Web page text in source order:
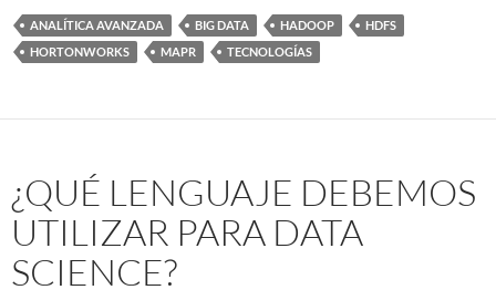
ANALÍTICA AVANZADA BIG DATA HADOOP
HDFS
HORTONWORKS
MAPR TECNOLOGÍAS
¿QUÉ LENGUAJE DEBEMOS
UTILIZAR PARA DATA
SCIENCE?